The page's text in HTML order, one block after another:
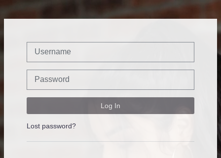
Log In
Lost password?